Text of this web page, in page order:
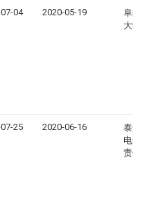
04 2020-05-19
阜阳
大学
25 2020-06-16
泰顺
电子
责任